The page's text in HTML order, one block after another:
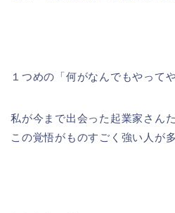
１つめの「何がなんでもやって
私が今まで出会った起業家さん
この覚悟がものすごく強い人が